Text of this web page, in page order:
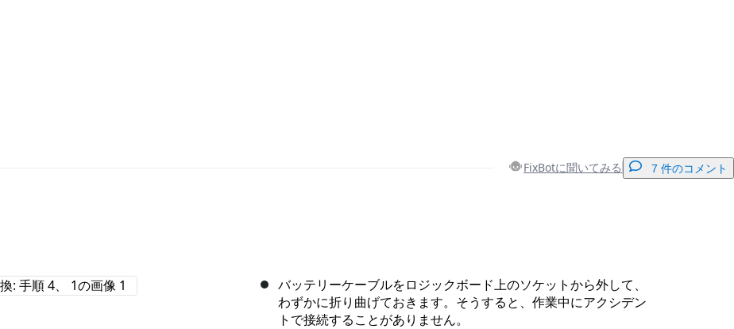
FixBotに聞いてみる 7 件のコメント
バッテリーケーブルをロジックボード上のソケットから外して、
わずかに折り曲げておきます。そうすると、作業中にアクシデン
トで接続することがありません。